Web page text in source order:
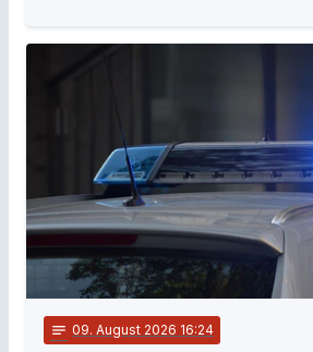
notes 09. August 2026 16:24